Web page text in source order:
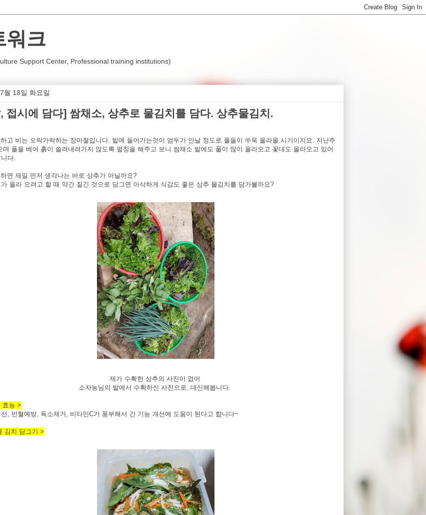
워크
Support Center, Professional training institutions)
월 18일 화요일
접시에 담다] 쌈채소, 상추로 물김치를 담다. 상추물김치.
고 비는 오락가락하는 장마철입니다. 밭에 들어가는것이 엄두가 안날 정도로 풀들이 쑤욱 올라올 시기이지요. 지난주
며 풀을 베어 흙이 쓸려내려가지 않도록 멀칭을 해주고 보니 쌈채소 밭에도 풀이 많이 올라오고 꽃대도 올라오고 있어
다.
면 제일 먼저 생각나는 바로 상추가 아닐까요?
올라 오려고 할 때 약간 질긴 것으로 담그면 아삭하게 식감도 좋은 상추 물김치를 담가볼까요?
제가 수확한 상추의 사진이 없어
소자농님의 밭에서 수확하신 사진으로..대신해봅니다.
효능 >
, 빈혈예방, 독소제거, 비타민C가 풍부해서 간 기능 개선에 도움이 된다고 합니다~
김치 담그기 >